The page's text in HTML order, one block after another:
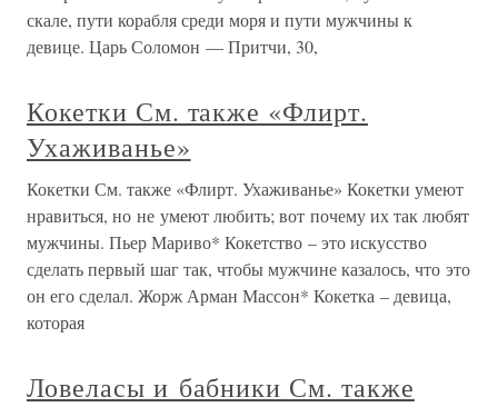
скале, пути корабля среди моря и пути мужчины к
девице. Царь Соломон — Притчи, 30,
Кокетки См. также «Флирт.
Ухаживанье»
Кокетки См. также «Флирт. Ухаживанье» Кокетки умеют
нравиться, но не умеют любить; вот почему их так любят
мужчины. Пьер Мариво* Кокетство – это искусство
сделать первый шаг так, чтобы мужчине казалось, что это
он его сделал. Жорж Арман Массон* Кокетка – девица,
которая
Ловеласы и бабники См. также